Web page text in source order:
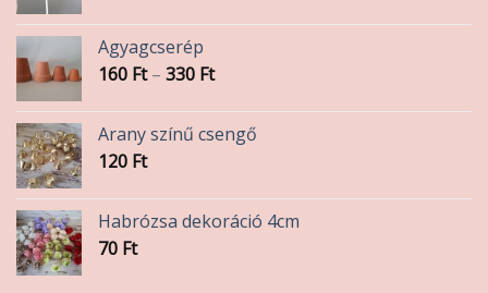
Agyagcserép
160 Ft – 330 FtÁrtartomány:
-
330 Ft
Arany színű csengő
120 Ft
Habrózsa dekoráció 4cm
70 Ft